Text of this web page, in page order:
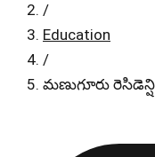
/
Education
/
మణుగూరు